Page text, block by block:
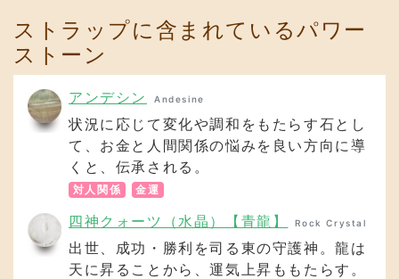
ストラップに含まれているパワー
ストーン
アンデシン Andesine
状況に応じて変化や調和をもたらす石とし
て、お金と人間関係の悩みを良い方向に導
くと、伝承される。
対人関係 金運
四神クォーツ（水晶）【青龍】 Rock Crystal
出世、成功・勝利を司る東の守護神。龍は
天に昇ることから、運気上昇ももたらす。